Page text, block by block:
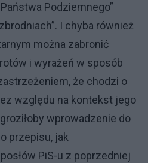
Podziemnego”
I chyba również
można zabronić
i wyrażeń w sposób
że chodzi o
względu na kontekst jego
wprowadzenie do
przepisu, jak
PiS-u z poprzedniej